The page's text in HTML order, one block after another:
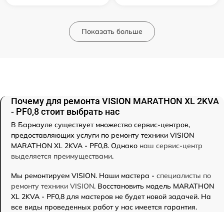
Показать больше
Почему для ремонта VISION MARATHON XL 2KVA
- PF0,8 стоит выбрать нас
В Барнауле существует множество сервис-центров,
предоставляющих услуги по ремонту техники VISION
MARATHON XL 2KVA - PF0,8. Однако наш сервис-центр
выделяется преимуществами.
Мы ремонтируем VISION. Наши мастера - специалисты по
ремонту техники VISION. Восстановить модель MARATHON
XL 2KVA - PF0,8 для мастеров не будет новой задачей. На
все виды проведенных работ у нас имеется гарантия.